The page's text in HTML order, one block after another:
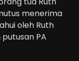
menerima
oleh Ruth
PA